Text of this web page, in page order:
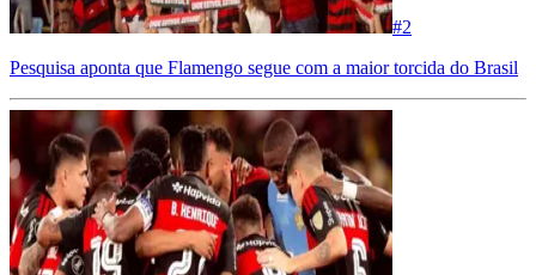
#2
Pesquisa aponta que Flamengo segue com a maior torcida do Brasil